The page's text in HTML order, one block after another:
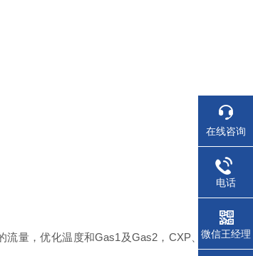
流量，优化温度和Gas1及Gas2，CXP、
在线咨询
电话
微信王经理